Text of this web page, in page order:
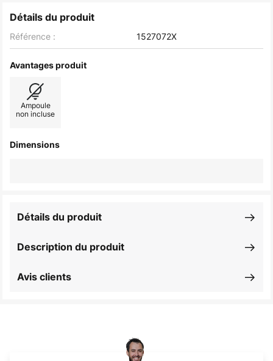
Détails du produit
Référence : 1527072X
Avantages produit
Ampoule
non incluse
Dimensions
Description du produit
Détails du produit
Avis clients